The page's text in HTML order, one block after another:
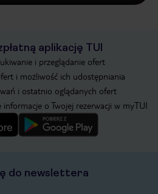
aplikację TUI
i przeglądanie ofert
i możliwość ich udostępniania
i ostatnio oglądanych ofert
o Twojej rezerwacji w myTUI
do newslettera